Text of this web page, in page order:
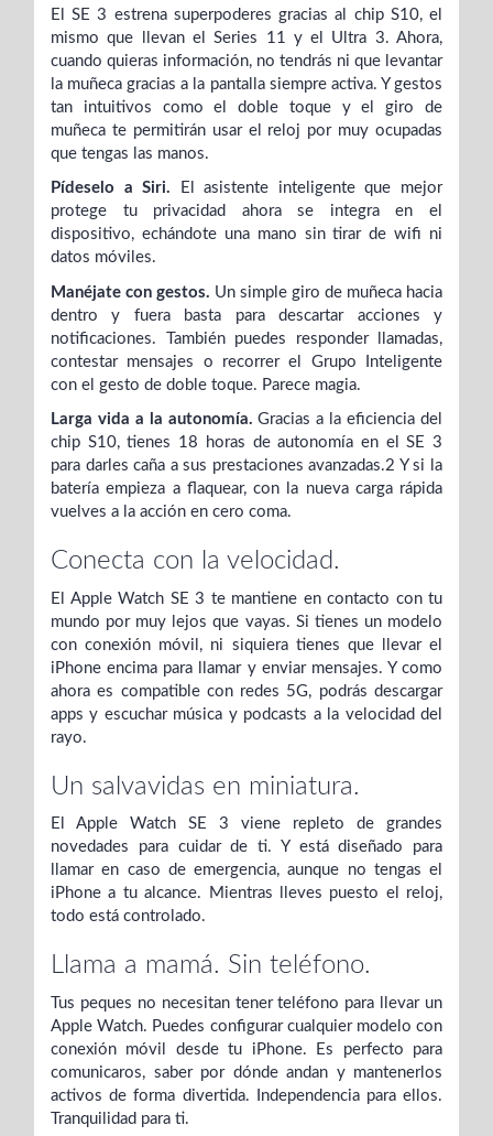
El SE 3 estrena superpoderes gracias al chip S10, el
mismo que llevan el Series 11 y el Ultra 3. Ahora,
cuando quieras información, no tendrás ni que levantar
la muñeca gracias a la pantalla siempre activa. Y gestos
tan intuitivos como el doble toque y el giro de
muñeca te permitirán usar el reloj por muy ocupadas
que tengas las manos.
Pídeselo a Siri. El asistente inteligente que mejor
protege tu privacidad ahora se integra en el
dispositivo, echándote una mano sin tirar de wifi ni
datos móviles.
Manéjate con gestos. Un simple giro de muñeca hacia
dentro y fuera basta para descartar acciones y
notificaciones. También puedes responder llamadas,
contestar mensajes o recorrer el Grupo Inteligente
con el gesto de doble toque. Parece magia.
Larga vida a la autonomía. Gracias a la eficiencia del
chip S10, tienes 18 horas de autonomía en el SE 3
para darles caña a sus prestaciones avanzadas.2 Y si la
batería empieza a flaquear, con la nueva carga rápida
vuelves a la acción en cero coma.
Conecta con la velocidad.
El Apple Watch SE 3 te mantiene en contacto con tu
mundo por muy lejos que vayas. Si tienes un modelo
con conexión móvil, ni siquiera tienes que llevar el
iPhone encima para llamar y enviar mensajes. Y como
ahora es compatible con redes 5G, podrás descargar
apps y escuchar música y podcasts a la velocidad del
rayo.
Un salvavidas en miniatura.
El Apple Watch SE 3 viene repleto de grandes
novedades para cuidar de ti. Y está diseñado para
llamar en caso de emergencia, aunque no tengas el
iPhone a tu alcance. Mientras lleves puesto el reloj,
todo está controlado.
Llama a mamá. Sin teléfono.
Tus peques no necesitan tener teléfono para llevar un
Apple Watch. Puedes configurar cualquier modelo con
conexión móvil desde tu iPhone. Es perfecto para
comunicaros, saber por dónde andan y mantenerlos
activos de forma divertida. Independencia para ellos.
Tranquilidad para ti.